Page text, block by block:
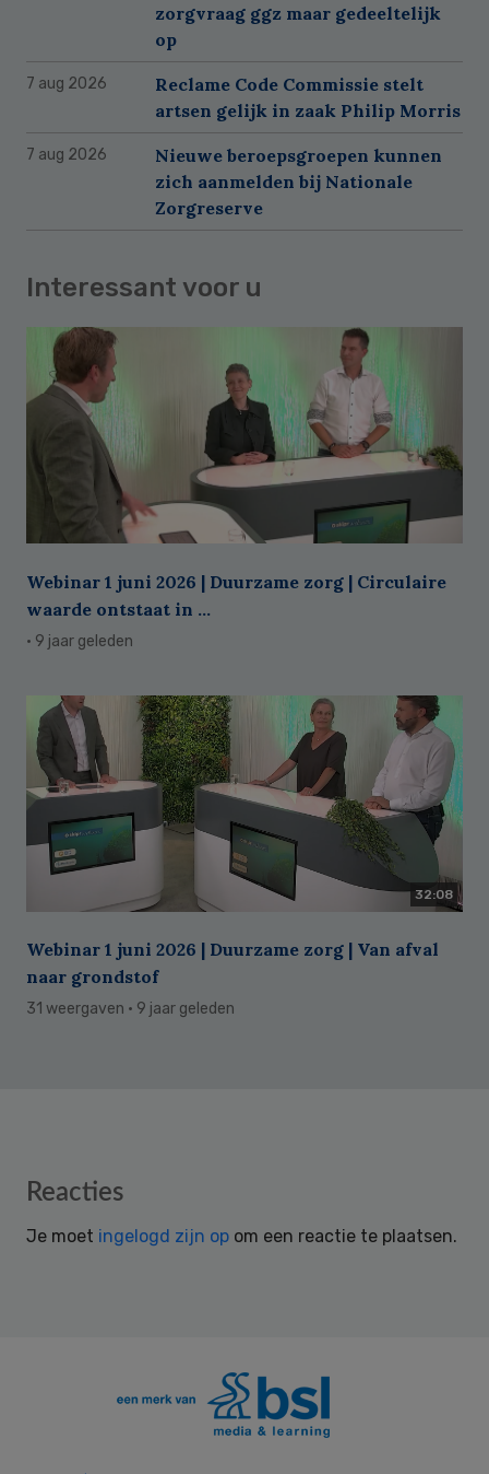
zorgvraag ggz maar gedeeltelijk
op
7 aug 2026
Reclame Code Commissie stelt
artsen gelijk in zaak Philip Morris
7 aug 2026
Nieuwe beroepsgroepen kunnen
zich aanmelden bij Nationale
Zorgreserve
Interessant voor u
Webinar 1 juni 2026 | Duurzame zorg | Circulaire
waarde ontstaat in ...
· 9 jaar geleden
32:08
Webinar 1 juni 2026 | Duurzame zorg | Van afval
naar grondstof
31 weergaven · 9 jaar geleden
Reader
Reacties
Je moet ingelogd zijn op om een reactie te plaatsen.